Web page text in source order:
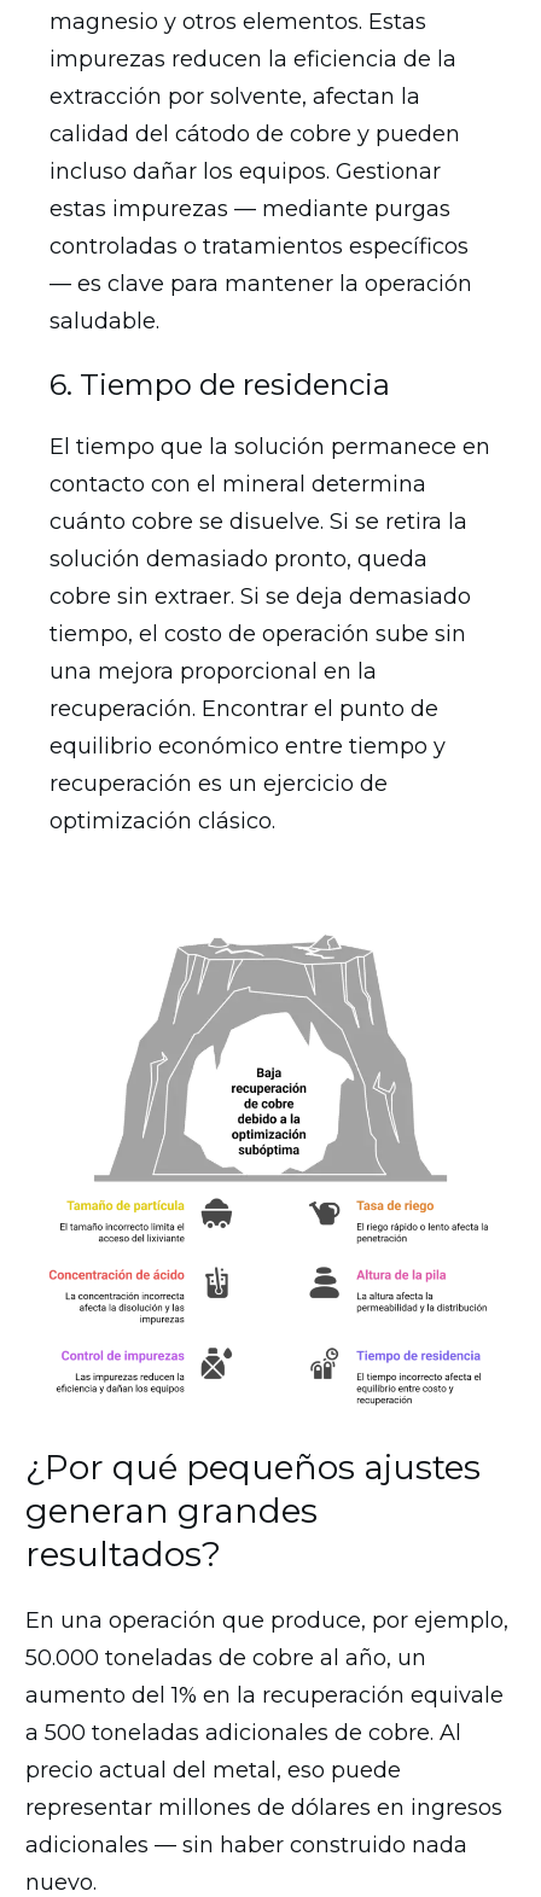
magnesio y otros elementos. Estas
impurezas reducen la eficiencia de la
extracción por solvente, afectan la
calidad del cátodo de cobre y pueden
incluso dañar los equipos. Gestionar
estas impurezas — mediante purgas
controladas o tratamientos específicos
— es clave para mantener la operación
saludable.
6. Tiempo de residencia
El tiempo que la solución permanece en
contacto con el mineral determina
cuánto cobre se disuelve. Si se retira la
solución demasiado pronto, queda
cobre sin extraer. Si se deja demasiado
tiempo, el costo de operación sube sin
una mejora proporcional en la
recuperación. Encontrar el punto de
equilibrio económico entre tiempo y
recuperación es un ejercicio de
optimización clásico.
¿Por qué pequeños ajustes
generan grandes
resultados?
En una operación que produce, por ejemplo,
50.000 toneladas de cobre al año, un
aumento del 1% en la recuperación equivale
a 500 toneladas adicionales de cobre. Al
precio actual del metal, eso puede
representar millones de dólares en ingresos
adicionales — sin haber construido nada
nuevo.